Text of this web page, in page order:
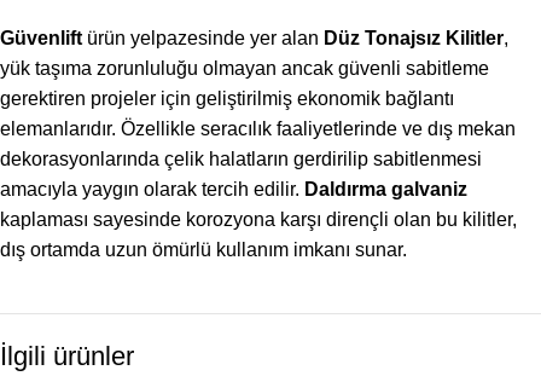
Güvenlift ürün yelpazesinde yer alan Düz Tonajsız Kilitler,
yük taşıma zorunluluğu olmayan ancak güvenli sabitleme
gerektiren projeler için geliştirilmiş ekonomik bağlantı
elemanlarıdır. Özellikle seracılık faaliyetlerinde ve dış mekan
dekorasyonlarında çelik halatların gerdirilip sabitlenmesi
amacıyla yaygın olarak tercih edilir. Daldırma galvaniz
kaplaması sayesinde korozyona karşı dirençli olan bu kilitler,
dış ortamda uzun ömürlü kullanım imkanı sunar.
İlgili ürünler